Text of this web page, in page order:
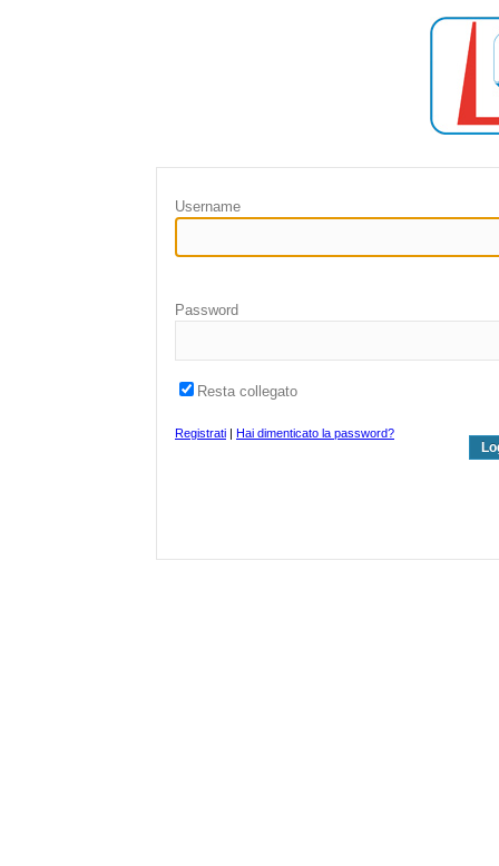
Username
Password
Resta collegato
Registrati Hai dimenticato la password?